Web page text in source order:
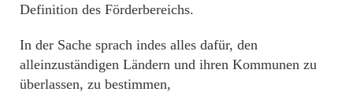
Definition des Förderbereichs.
In der Sache sprach indes alles dafür, den
alleinzuständigen Ländern und ihren Kommunen zu
überlassen, zu bestimmen,